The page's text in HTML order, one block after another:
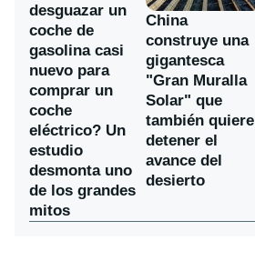
desguazar un
coche de
gasolina casi
nuevo para
comprar un
coche
eléctrico? Un
estudio
desmonta uno
de los grandes
mitos
China
construye una
gigantesca
"Gran Muralla
Solar" que
también quiere
detener el
avance del
desierto